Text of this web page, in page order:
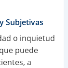
Subjetivas
o inquietud
puede
a